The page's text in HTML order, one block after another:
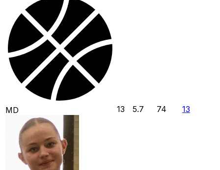
MD 13 5.7 74 13